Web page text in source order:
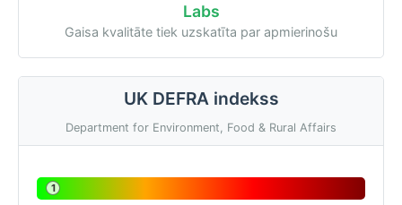
Labs
Gaisa kvalitāte tiek uzskatīta par apmierinošu
UK DEFRA indekss
Department for Environment, Food & Rural Affairs
1